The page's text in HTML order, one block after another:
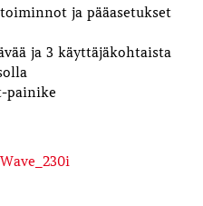
ja pääasetukset
ja 3 käyttäjäkohtaista
painike